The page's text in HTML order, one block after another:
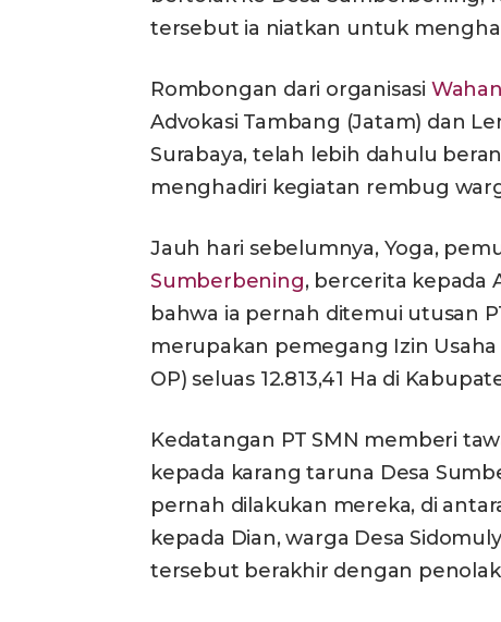
tersebut ia niatkan untuk
Rombongan dari organisasi
Advokasi Tambang (Jatam) dan
Surabaya, telah lebih dahulu
menghadiri kegiatan rembug
Jauh hari sebelumnya, Yoga,
Sumberbening, bercerita kepada
bahwa ia pernah ditemui utusan
merupakan pemegang Izin
OP) seluas 12.813,41 Ha di
Kedatangan PT SMN memberi
kepada karang taruna Desa
pernah dilakukan mereka, di
kepada Dian, warga Desa
tersebut berakhir dengan